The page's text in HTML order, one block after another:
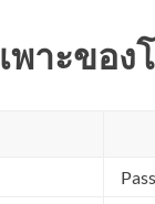
พาะของ